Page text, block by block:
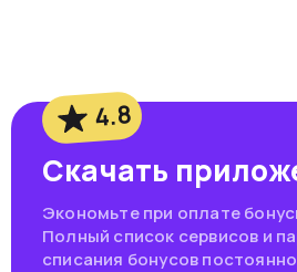
4.8
Скачать
Экономьте при оплате
Полный список сервисов и
списания бонусов